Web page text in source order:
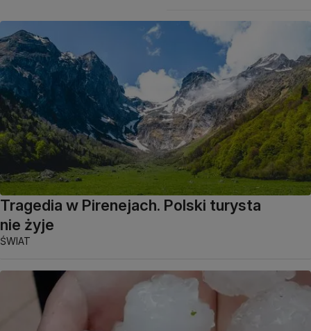
Tragedia w Pirenejach. Polski turysta
nie żyje
ŚWIAT